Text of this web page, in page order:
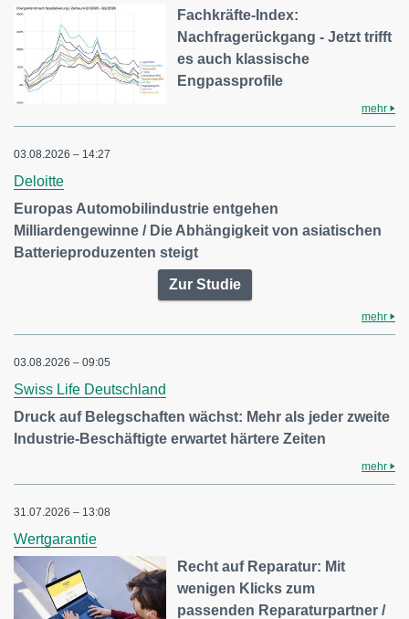
Fachkräfte-Index:
Nachfragerückgang - Jetzt trifft
es auch klassische
Engpassprofile
mehr
03.08.2026 – 14:27
Deloitte
Europas Automobilindustrie entgehen
Milliardengewinne / Die Abhängigkeit von asiatischen
Batterieproduzenten steigt
Zur Studie
mehr
03.08.2026 – 09:05
Swiss Life Deutschland
Druck auf Belegschaften wächst: Mehr als jeder zweite
Industrie-Beschäftigte erwartet härtere Zeiten
mehr
31.07.2026 – 13:08
Wertgarantie
Recht auf Reparatur: Mit
wenigen Klicks zum
passenden Reparaturpartner /